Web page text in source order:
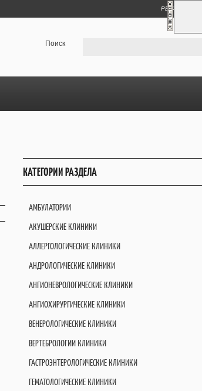
РЕГИСТРАЦИЯ
Поиск
КАТЕГОРИИ РАЗДЕЛА
АМБУЛАТОРИИ
АКУШЕРСКИЕ КЛИНИКИ
АЛЛЕРГОЛОГИЧЕСКИЕ КЛИНИКИ
АНДРОЛОГИЧЕСКИЕ КЛИНИКИ
АНГИОНЕВРОЛОГИЧЕСКИЕ КЛИНИКИ
АНГИОХИРУРГИЧЕСКИЕ КЛИНИКИ
ВЕНЕРОЛОГИЧЕСКИЕ КЛИНИКИ
ВЕРТЕБРОЛОГИИ КЛИНИКИ
ГАСТРОЭНТЕРОЛОГИЧЕСКИЕ КЛИНИКИ
ГЕМАТОЛОГИЧЕСКИЕ КЛИНИКИ